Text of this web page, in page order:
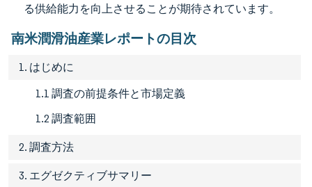
る供給能力を向上させることが期待されています。
南米潤滑油産業レポートの目次
1. はじめに
1.1 調査の前提条件と市場定義
1.2 調査範囲
2. 調査方法
3. エグゼクティブサマリー